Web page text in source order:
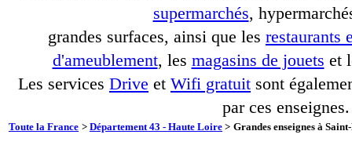
supermarchés,
grandes surfaces, ainsi que les restaurants
d'ameublement, les magasins de jouets et
Les services Drive et Wifi gratuit sont
par ces enseignes.
Toute la France > Département 43 - Haute Loire > Grandes enseignes à